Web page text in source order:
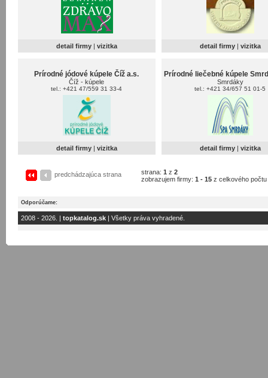
detail firmy | vizitka detail firmy | vizitka
Prírodné jódové kúpele Číž a.s.
Číž - kúpele
tel.: +421 47/559 31 33-4
detail firmy | vizitka
Prírodné liečebné kúpele
Smrdáky
tel.: +421 34/657 51 01-5
detail firmy | vizitka
predchádzajúca strana strana: 1 z 2
zobrazujem firmy: 1 - 15 z celkového počtu
Odporúčame:
2008 - 2026. | topkatalog.sk | Všetky práva vyhradené.